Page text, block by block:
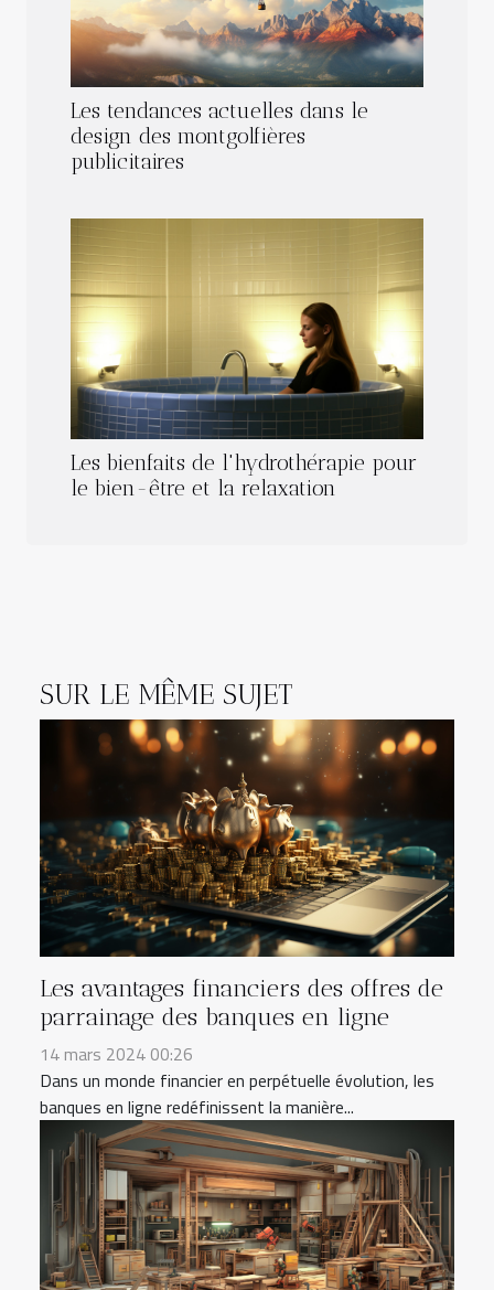
Les tendances actuelles dans le
design des montgolfières
publicitaires
Les bienfaits de l'hydrothérapie pour
le bien-être et la relaxation
SUR LE MÊME SUJET
Les avantages financiers des offres de
parrainage des banques en ligne
14 mars 2024 00:26
Dans un monde financier en perpétuelle évolution, les
banques en ligne redéfinissent la manière...